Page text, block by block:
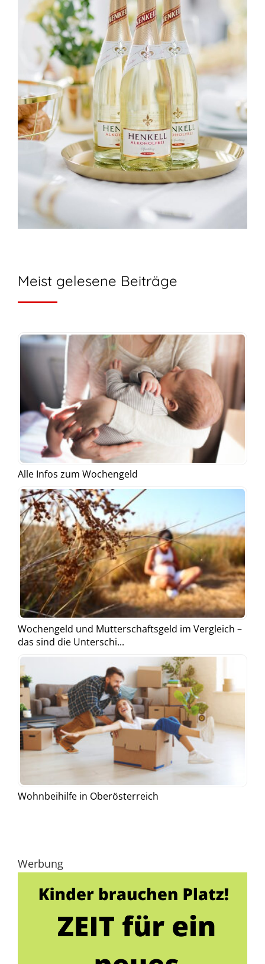
Meist gelesene Beiträge
Alle Infos zum Wochengeld
Wochengeld und Mutterschaftsgeld im Vergleich –
das sind die Unterschi...
Wohnbeihilfe in Oberösterreich
Werbung